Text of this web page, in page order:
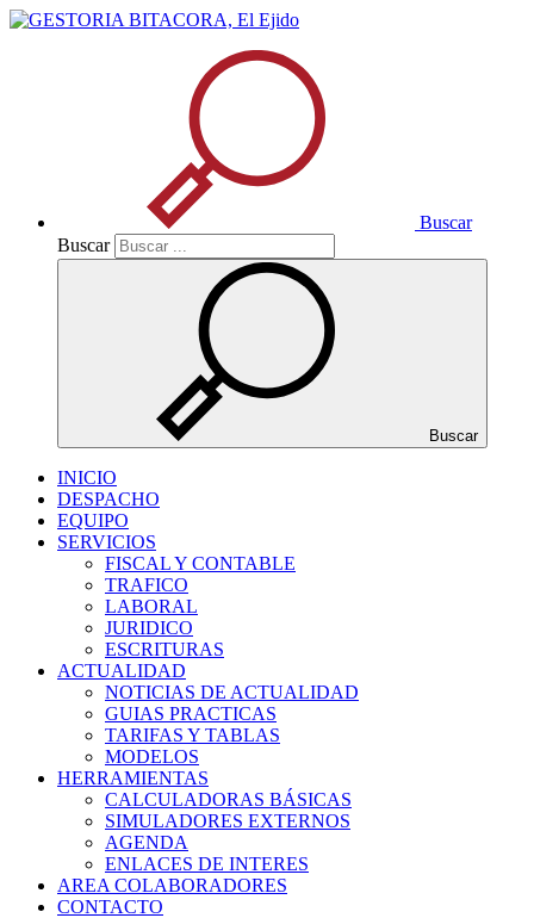
Buscar
Buscar
Buscar
INICIO
DESPACHO
EQUIPO
SERVICIOS
FISCAL Y CONTABLE
TRAFICO
LABORAL
JURIDICO
ESCRITURAS
ACTUALIDAD
NOTICIAS DE ACTUALIDAD
GUIAS PRACTICAS
TARIFAS Y TABLAS
MODELOS
HERRAMIENTAS
CALCULADORAS BÁSICAS
SIMULADORES EXTERNOS
AGENDA
ENLACES DE INTERES
AREA COLABORADORES
CONTACTO